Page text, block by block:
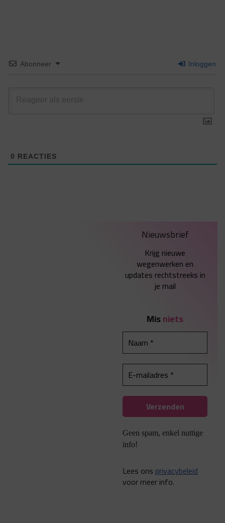
Abonneer Inloggen
0 REACTIES
Nieuwsbrief
Krijg nieuwe
wegenwerken en
updates rechtstreeks in
je mail
Misniets
Geen spam, enkel nuttige
info!
Lees ons privacybeleid
voor meer info.